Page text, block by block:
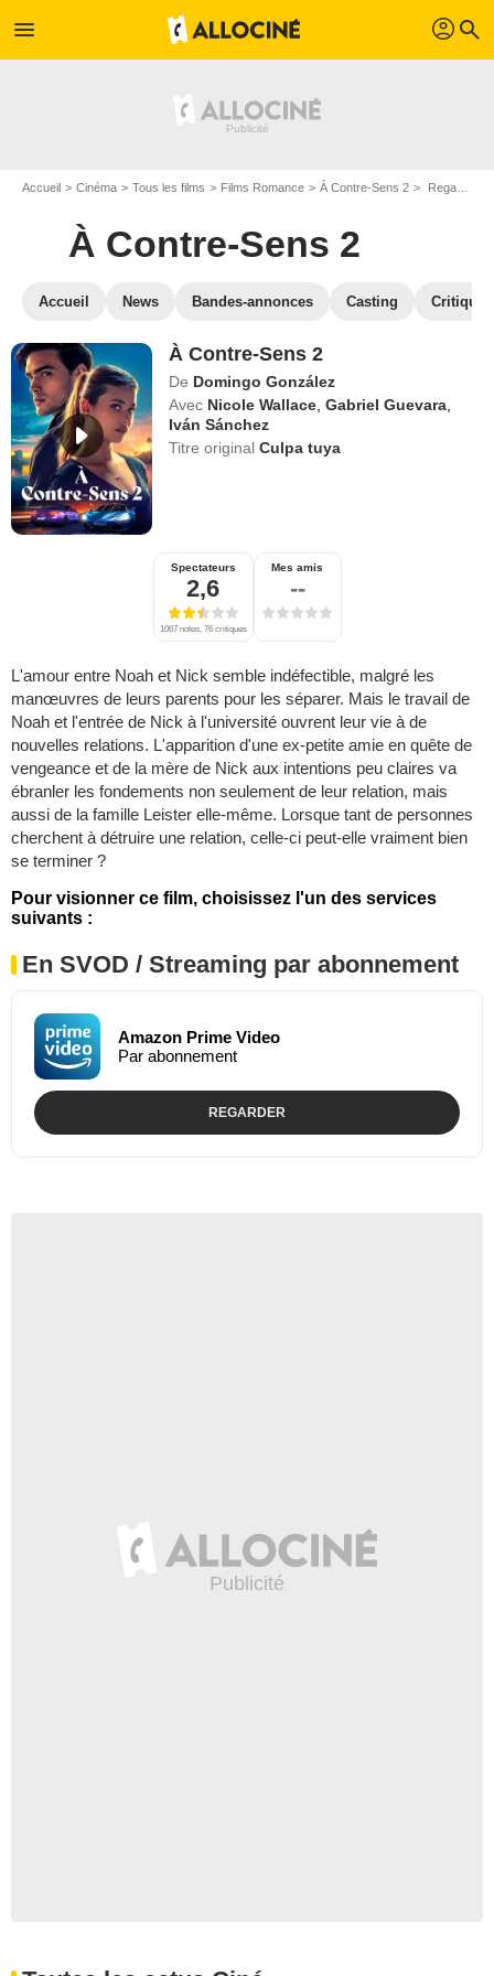
menu profil search
Accueil Cinéma Tous les films Films Romance À Contre-Sens 2 Regarder À Contre-Sens 2 en SVOD
À Contre-Sens 2
Accueil News Bandes-annonces Casting
À Contre-Sens 2
De Domingo González
Avec Nicole Wallace ,Gabriel Guevara
Iván Sánchez
Titre originalCulpa tuya
Spectateurs
2,6
1067 notes, 76 critiques
Mes amis
--
L'amour entre Noah et Nick semble indéfectible, malgré les
manœuvres de leurs parents pour les séparer. Mais le travail de
Noah et l'entrée de Nick à l'université ouvrent leur vie à de
nouvelles relations. L'apparition d'une ex-petite amie en quête de
vengeance et de la mère de Nick aux intentions peu claires va
ébranler les fondements non seulement de leur relation, mais
aussi de la famille Leister elle-même. Lorsque tant de personnes
cherchent à détruire une relation, celle-ci peut-elle vraiment bien
se terminer ?
Pour visionner ce film, choisissez l'un des services
suivants :
En SVOD / Streaming par abonnement
Amazon Prime Video
Par abonnement
REGARDER